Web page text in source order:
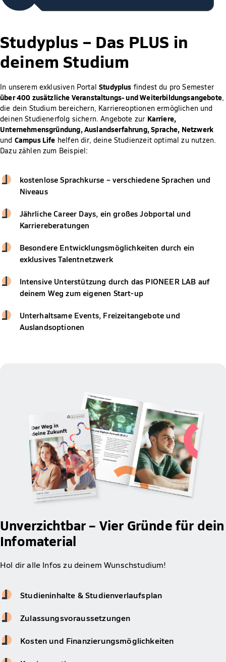
Studyplus – Das PLUS in
deinem Studium
In unserem exklusiven PortalStudyplus findest du pro Semester
über 400 zusätzliche Veranstaltungs- und Weiterbildungsangebote,
die dein Studium bereichern, Karriereoptionen ermöglichen und
deinen Studienerfolg sichern. Angebote zur Karriere,
Unternehmensgründung, Auslandserfahrung, Sprache, Netzwerk
und Campus Life helfen dir, deine Studienzeit optimal zu nutzen.
Dazu zählen zum Beispiel:
kostenlose Sprachkurse – verschiedene Sprachen und
Niveaus
Jährliche Career Days, ein großes Jobportal und
Karriereberatungen
Besondere Entwicklungsmöglichkeiten durch ein
exklusives Talentnetzwerk
Intensive Unterstützung durch das PIONEER LAB auf
deinem Weg zum eigenen Start-up
Unterhaltsame Events, Freizeitangebote und
Auslandsoptionen
Unverzichtbar – Vier Gründe für dein
Infomaterial
Hol dir alle Infos zu deinem Wunschstudium!
Studieninhalte & Studienverlaufsplan
Zulassungsvoraussetzungen
Kosten und Finanzierungsmöglichkeiten